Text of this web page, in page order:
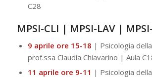
C28
MPSI-CLI | MPSI-LAV |
9 aprile ore 15-18 | Psicologia
prof.ssa Claudia Chiavarino | Aula
11 aprile ore 9-11 | Psicologia